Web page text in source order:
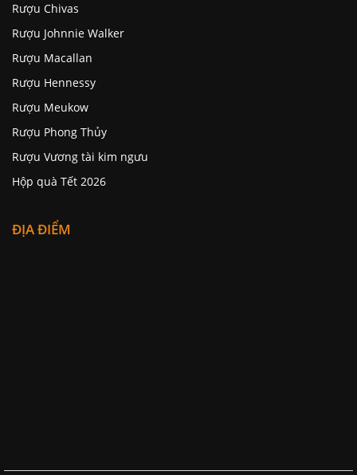
Rượu Chivas
Rượu Johnnie Walker
Rượu Macallan
Rượu Hennessy
Rượu Meukow
Rượu Phong Thủy
Rượu Vương tài kim ngưu
Hộp quà Tết 2026
ĐỊA ĐIỂM